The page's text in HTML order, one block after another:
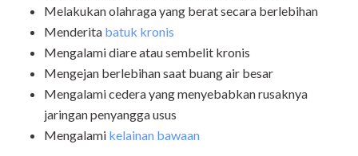
Melakukan olahraga yang berat secara berlebihan
Menderita batuk kronis
Mengalami diare atau sembelit kronis
Mengejan berlebihan saat buang air besar
Mengalami cedera yang menyebabkan rusaknya
jaringan penyangga usus
Mengalami kelainan bawaan